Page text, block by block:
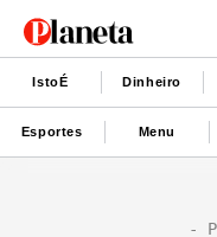
IstoÉ Dinheiro
Esportes Menu